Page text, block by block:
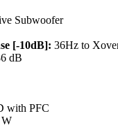
Subwoofer
[-10dB]: 36Hz to
dB
with PFC
W